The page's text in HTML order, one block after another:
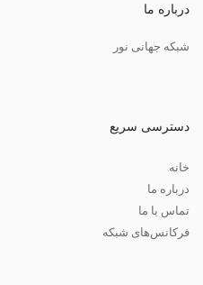
درباره ما
شبکه جهانی نور
دسترسی سریع
خانه
درباره ما
تماس با ما
فرکانس‌های شبکه